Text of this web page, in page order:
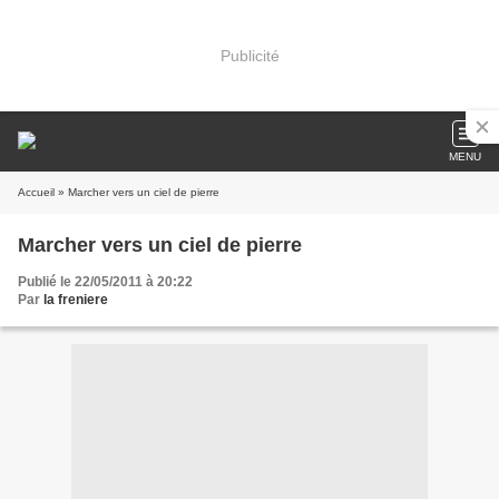
Publicité
MENU
Accueil » Marcher vers un ciel de pierre
Marcher vers un ciel de pierre
Publié le 22/05/2011 à 20:22
Par la freniere